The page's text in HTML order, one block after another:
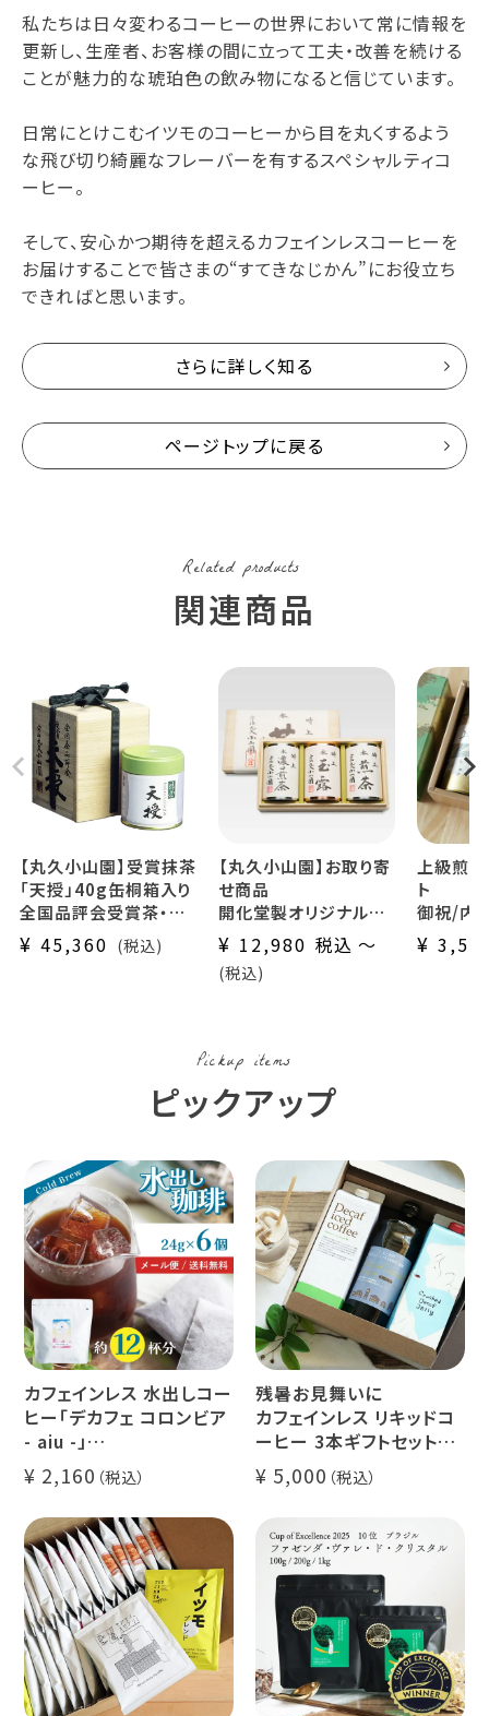
私たちは日々変わるコーヒーの世界において常に情報を
更新し、生産者、お客様の間に立って工夫・改善を続ける
ことが魅力的な琥珀色の飲み物になると信じています。
日常にとけこむイツモのコーヒーから目を丸くするよう
な飛び切り綺麗なフレーバーを有するスペシャルティコ
ーヒー。
そして、安心かつ期待を超えるカフェインレスコーヒーを
お届けすることで皆さまの“すてきなじかん”にお役立ち
できればと思います。
さらに詳しく知る
ページトップに戻る
【丸久小山園】受賞抹茶
「天授」40g缶桐箱入り
全国品評会受賞茶・極
上茶
お1人様1点限り（お取
¥ 45,360 税込
【丸久小山園】お取り寄
せ商品
開化堂製オリジナル手
づくり缶詰合せ
（特選・特上・極上）宇
治茶桐箱入り
開化堂製の手作り茶筒
入り
¥ 12,980 税込 〜
税込
上級煎茶
ト
御祝/内
い/傘寿
熨斗・包
¥
Pickup items
ピックアップ
カフェインレス 水出しコー
ヒー「デカフェ コロンビア
- aiu -」
24g×6個（約12杯分）
マウンテンウォータープロ
セス カフェインレスコーヒ
ー豆100%使用 メール便
でお届け
2,160
残暑お見舞いに
カフェインレス リキッドコ
ーヒー 3本ギフトセット
クラッシュド デカフェ ゼリ
ー 1本
デカフェ オレベース【無
糖】1本
デカフェ アイスコーヒー 1
5,000